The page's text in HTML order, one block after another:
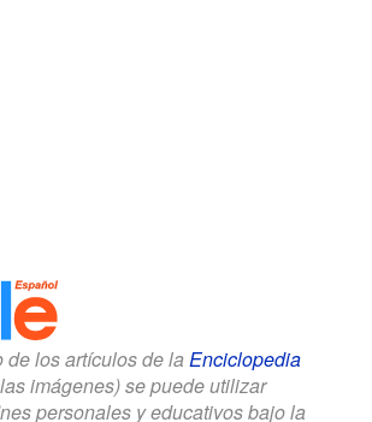
de los artículos de la Enciclopedia
imágenes) se puede utilizar
personales y educativos bajo la